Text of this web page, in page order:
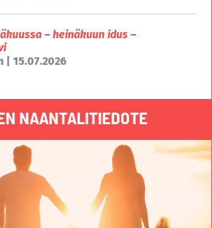
– heinäkuun idus –
| 15.07.2026
NAANTALITIEDOTE